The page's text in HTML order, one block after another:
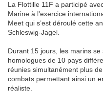
La Flottille 11F a participé
Marine à l'exercice
Meet qui s’est déroulé cette
Schleswig-Jagel.
Durant 15 jours, les marins
homologues de 10 pays
réunies simultanément plus
combats permettant ainsi un
réaliste.